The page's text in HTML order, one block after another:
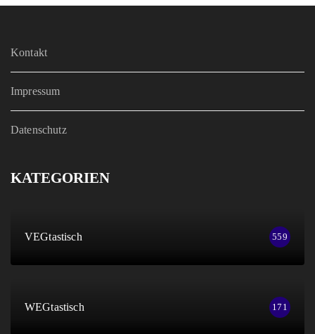
Kontakt
Impressum
Datenschutz
KATEGORIEN
VEGtastisch 559
WEGtastisch 171